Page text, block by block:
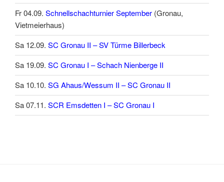
Fr 04.09. Schnellschachturnier September (Gronau,
Vietmeierhaus)
Sa 12.09. SC Gronau II – SV Türme Billerbeck
Sa 19.09. SC Gronau I – Schach Nienberge II
Sa 10.10. SG Ahaus/Wessum II – SC Gronau II
Sa 07.11. SCR Emsdetten I – SC Gronau I